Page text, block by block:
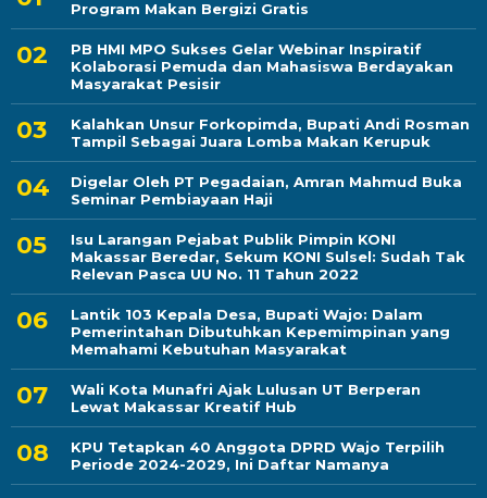
Program Makan Bergizi Gratis
PB HMI MPO Sukses Gelar Webinar Inspiratif
Kolaborasi Pemuda dan Mahasiswa Berdayakan
Masyarakat Pesisir
Kalahkan Unsur Forkopimda, Bupati Andi Rosman
Tampil Sebagai Juara Lomba Makan Kerupuk
Digelar Oleh PT Pegadaian, Amran Mahmud Buka
Seminar Pembiayaan Haji
Isu Larangan Pejabat Publik Pimpin KONI
Makassar Beredar, Sekum KONI Sulsel: Sudah Tak
Relevan Pasca UU No. 11 Tahun 2022
Lantik 103 Kepala Desa, Bupati Wajo: Dalam
Pemerintahan Dibutuhkan Kepemimpinan yang
Memahami Kebutuhan Masyarakat
Wali Kota Munafri Ajak Lulusan UT Berperan
Lewat Makassar Kreatif Hub
KPU Tetapkan 40 Anggota DPRD Wajo Terpilih
Periode 2024-2029, Ini Daftar Namanya